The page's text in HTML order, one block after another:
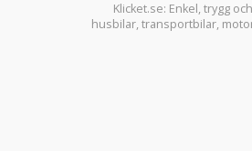
Klicket.se: Enkel, trygg
husbilar,transportbilar,